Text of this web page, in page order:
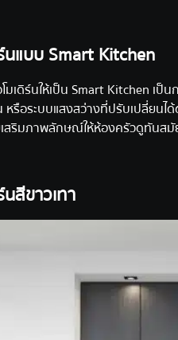
นแบบ Smart Kitchen
เดิร์นให้เป็น Smart Kitchen เป็
รือระบบแสงสว่างที่ปรับเปลี่ยนไ
สริมภาพลักษณ์ให้ห้องครัวดูทันสมั
สีขาวเทา